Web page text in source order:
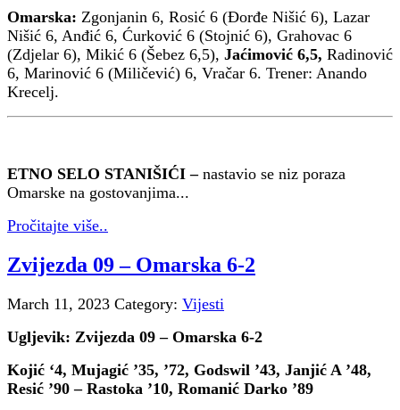
Omarska: Zgonjanin 6, Rosić 6 (Đorđe Nišić 6), Lazar
Nišić 6, Anđić 6, Ćurković 6 (Stojnić 6), Grahovac 6
(Zdjelar 6), Mikić 6 (Šebez 6,5), Jaćimović 6,5, Radinović
6, Marinović 6 (Miličević) 6, Vračar 6. Trener: Anando
Krecelj.
ETNO SELO STANIŠIĆI – nastavio se niz poraza
Omarske na gostovanjima...
Pročitajte više..
Zvijezda 09 – Omarska 6-2
March 11, 2023 Category: Vijesti
Ugljevik: Zvijezda 09 – Omarska 6-2
Kojić ‘4, Mujagić ’35, ’72, Godswil ’43, Janjić A ’48,
Resić ’90 – Rastoka ’10, Romanić Darko ’89